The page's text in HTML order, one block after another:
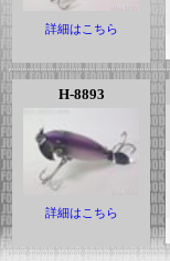
詳細はこちら
H-8893
詳細はこちら